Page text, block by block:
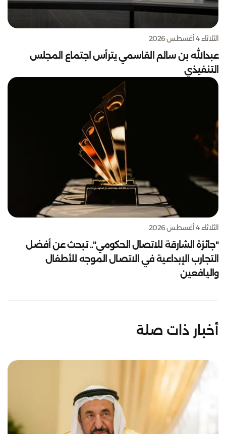
الثلاثاء 4 أغسطس 2026
عبدالله بن سالم القاسمي يترأس اجتماع المجلس
التنفيذي
الثلاثاء 4 أغسطس 2026
"جائزة الشارقة للاتصال الحكومي".. تبحث عن أفضل
التجارب الإبداعية في الاتصال الموجه للأطفال
واليافعين
أخبار ذات صلة